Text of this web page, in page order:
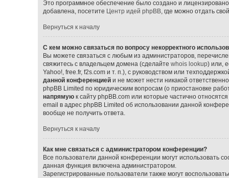
Это программное обеспечение было создано и
добавлена, посетите Центр идей phpBB, где можно отдать
Вернуться к началу
С кем можно связаться по вопросу некорректного
Вы можете связаться с любым из администраторов,
свяжитесь с владельцем домена (сделайте whois lookup) или,
Yahoo!, free.fr, f2s.com и т. п.), с руководством или
данной конференциейи не может нести никакой
phpBB Limited по юридическим вопросам (о приостановке
напрямуюк сайту phpBB.com или которые частично
email в адрес phpBB Limited об использовании данной
вообще не получить ответа.
Вернуться к началу
Как мне связаться с администратором конференции?
Все пользователи данной конференции могут использовать
данная функция включена администратором.
Зарегистрированные пользователи также могут